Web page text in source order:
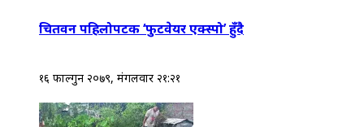
चितवन पहिलोपटक ‘फुटवेयर एक्स्पो’ हुँदै
१६ फाल्गुन २०७९, मंगलवार २१:२१